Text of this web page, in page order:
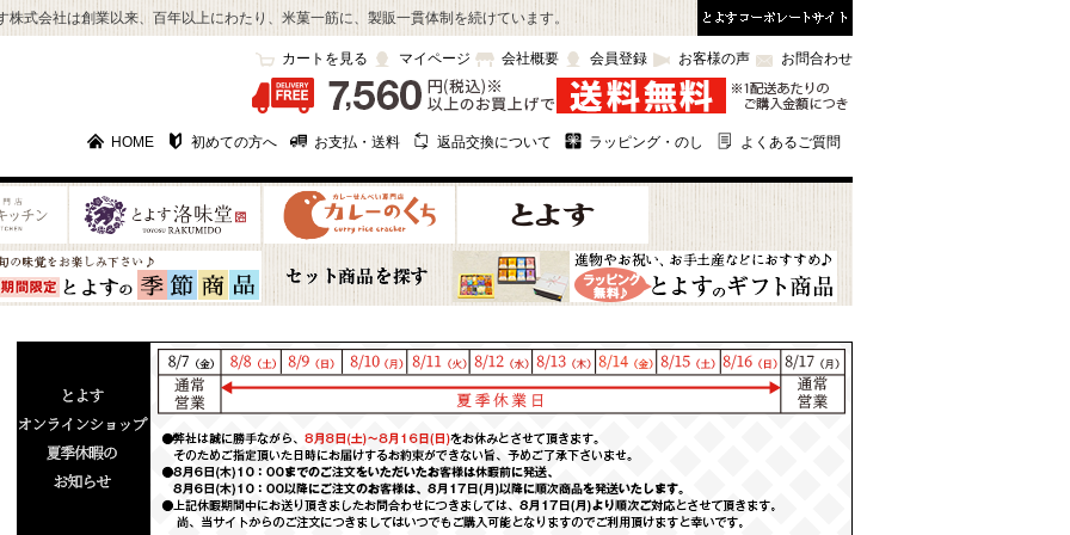
株式会社は創業以来、百年以上にわたり、米菓一筋に、製販一貫体制を続けています。
カートを見る マイページ 会社概要 会員登録 お客様の声 お問合わせ
HOME 初めての方へ お支払・送料 返品交換について ラッピング・のし よくあるご質問